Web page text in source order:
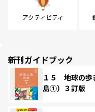
アクティビティ
新刊ガイドブック
１５ 地球の
島①）３訂版